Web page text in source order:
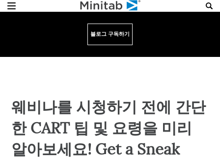
블로그 구독하기
웨비나를 시청하기 전에 간단
한 CART 팁 및 요령을 미리
알아보세요! Get a Sneak